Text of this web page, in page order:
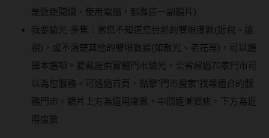
是近距閱讀、使用電腦，都靠這一副鏡片)
我要驗光-多焦：當您不知道您目前的雙眼度數(近視、遠
視)，或不清楚其他的雙眼數據(如散光、老花等)，可以選
擇本選項。愛戴提供實體門市驗光，全省超過70家門市可
以為您服務。可透過首頁，點擊”門市搜索”找尋適合的服
務門市。鏡片上方為遠用度數，中間逐漸變焦，下方為近
用度數